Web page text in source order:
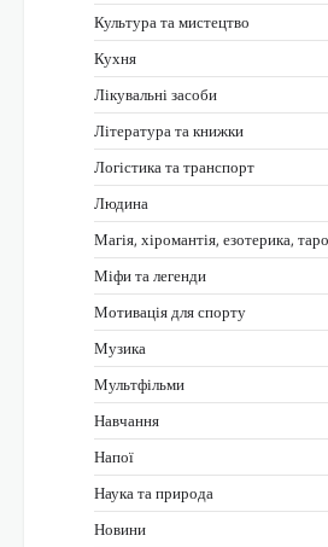
Культура та мистецтво
Кухня
Лікувальні засоби
Література та книжки
Логістика та транспорт
Людина
Магія, хіромантія, езотерика,
Міфи та легенди
Мотивація для спорту
Музика
Мультфільми
Навчання
Напої
Наука та природа
Новини